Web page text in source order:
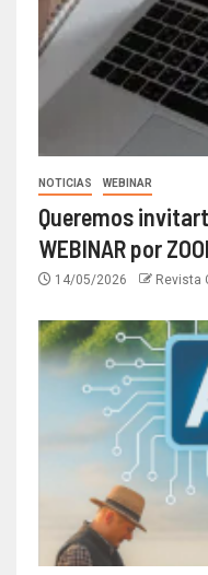
NOTICIAS WEBINAR
Queremos
WEBINAR por
14/05/2026 Revista